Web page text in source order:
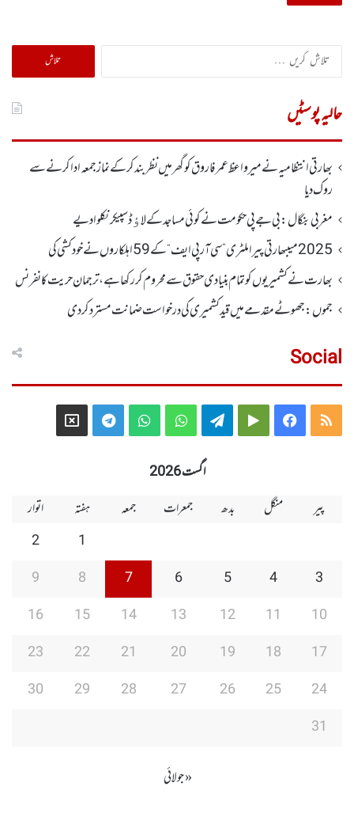
تلاش
کریں
حالیہ پوسٹیں
بھارتی انتظامیہ نے میر واعظ عمر فاروق کو گھر میں نظر بندکر کے نماز جمعہ ادا کرنے سے
روک دیا
مغربی بنگال: بی جے پی حکومت نے کوئی مساجد کے لاﺅڈ سپیکر نکلوا دیے
2025 میںبھارتی پیرا ملٹری ”سی آر پی ایف“ کے 59 اہلکاروں نے خودکشی کی
بھارت نے کشمیریوں کو تمام بنیادی حقوق سے محروم کر رکھا ہے، ترجمان حریت کانفرنس
جموں :جھوٹے مقدمے میں قید کشمیری کی درخواست ضمانت مسترد کردی
Social
RSS
Facebook
Google
Telegram
WhatsApp
WhatsApp
Telegram
X
اگست 2026
پیر
منگل بدھ جمعرات جمعہ ہفتہ
اتوار
1
2
3
4
5
6
7
8
9
10
11
12
13
14
15
16
17
18
19
20
21
22
23
24
25
26
27
28
29
30
31
« جولائی